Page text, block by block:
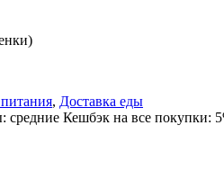
, Доставка еды
Кешбэк на все покупки: